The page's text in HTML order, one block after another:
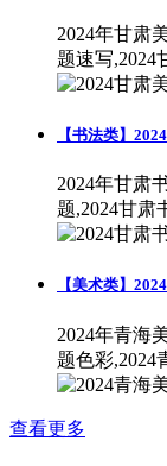
2024年甘肃
题速写,2024
【书法类】
2024年甘肃
题,2024甘肃
【美术类】
2024年青海
题色彩,2024
查看更多